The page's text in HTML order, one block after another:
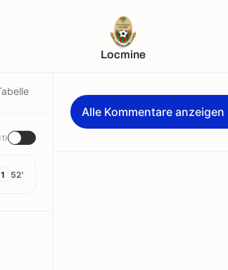
Locmine
52'
Alle Kommentare anzeigen